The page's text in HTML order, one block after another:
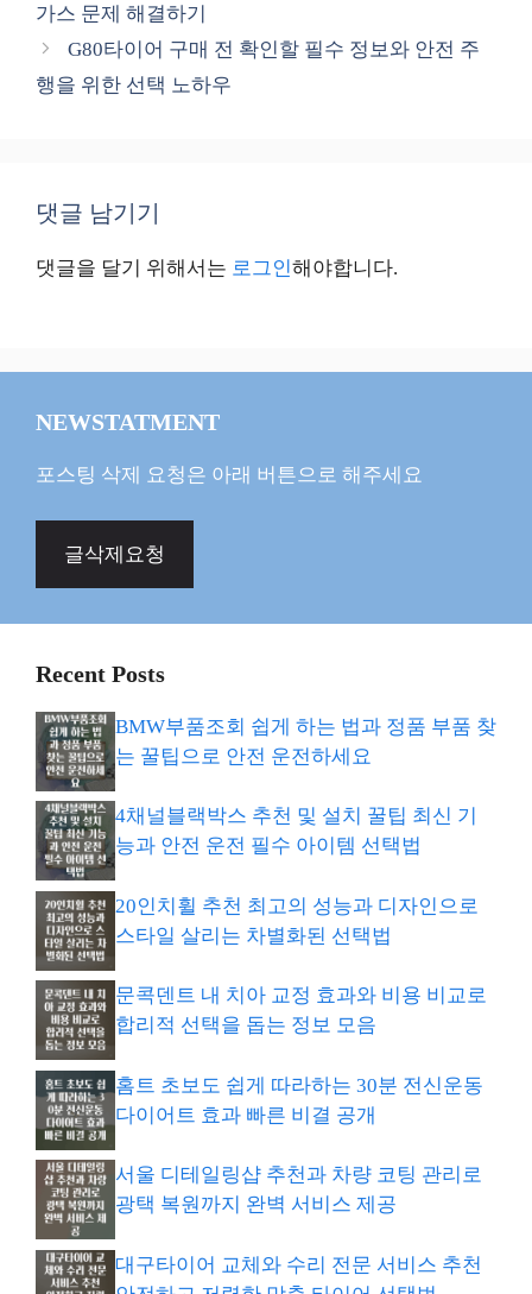
리
가스 문제 해결하기
G80타이어 구매 전 확인할 필수 정보와 안전 주
행을 위한 선택 노하우
댓글 남기기
댓글을 달기 위해서는 로그인해야합니다.
NEWSTATMENT
포스팅 삭제 요청은 아래 버튼으로 해주세요
글삭제요청
Recent Posts
BMW부품조회 쉽게 하는 법과 정품 부품 찾
는 꿀팁으로 안전 운전하세요
4채널블랙박스 추천 및 설치 꿀팁 최신 기
능과 안전 운전 필수 아이템 선택법
20인치휠 추천 최고의 성능과 디자인으로
스타일 살리는 차별화된 선택법
문콕덴트 내 치아 교정 효과와 비용 비교로
합리적 선택을 돕는 정보 모음
홈트 초보도 쉽게 따라하는 30분 전신운동
다이어트 효과 빠른 비결 공개
서울 디테일링샵 추천과 차량 코팅 관리로
광택 복원까지 완벽 서비스 제공
대구타이어 교체와 수리 전문 서비스 추천